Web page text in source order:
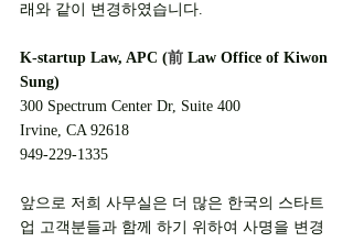
래와 같이 변경하였습니다.
K-startup Law, APC (前 Law Office of Kiwon
Sung)
300 Spectrum Center Dr, Suite 400
Irvine, CA 92618
949-229-1335
앞으로 저희 사무실은 더 많은 한국의 스타트
업 고객분들과 함께 하기 위하여 사명을 변경